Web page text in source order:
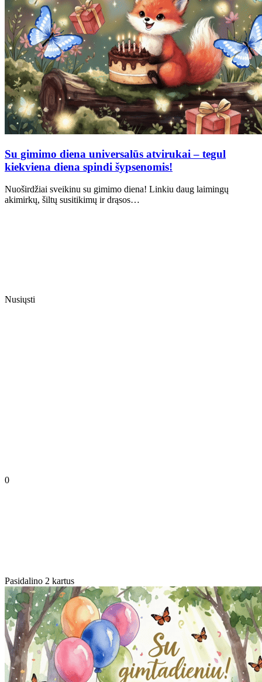
Su gimimo diena universalūs atvirukai – tegul
kiekviena diena spindi šypsenomis!
Nuoširdžiai sveikinu su gimimo diena! Linkiu daug laimingų
akimirkų, šiltų susitikimų ir drąsos…
Nusiųsti
0
Pasidalino 2 kartus